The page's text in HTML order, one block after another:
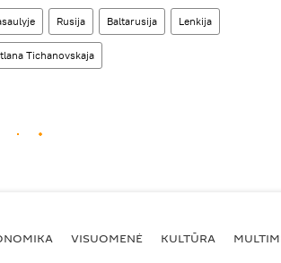
Rusija Baltarusija Lenkija
Tichanovskaja
VISUOMENĖ KULTŪRA